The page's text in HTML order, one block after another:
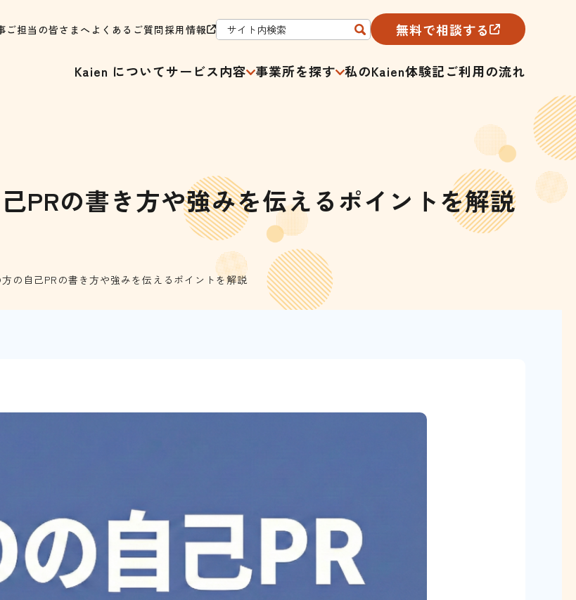
ご担当の皆さまへ よくあるご質問採用情報 無料で相談する
Kaien についてサービス内容 事業所を探す 私のKaien体験記ご利用の流れ
PRの書き方や強みを伝えるポイントを解説
方の自己PRの書き方や強みを伝えるポイントを解説